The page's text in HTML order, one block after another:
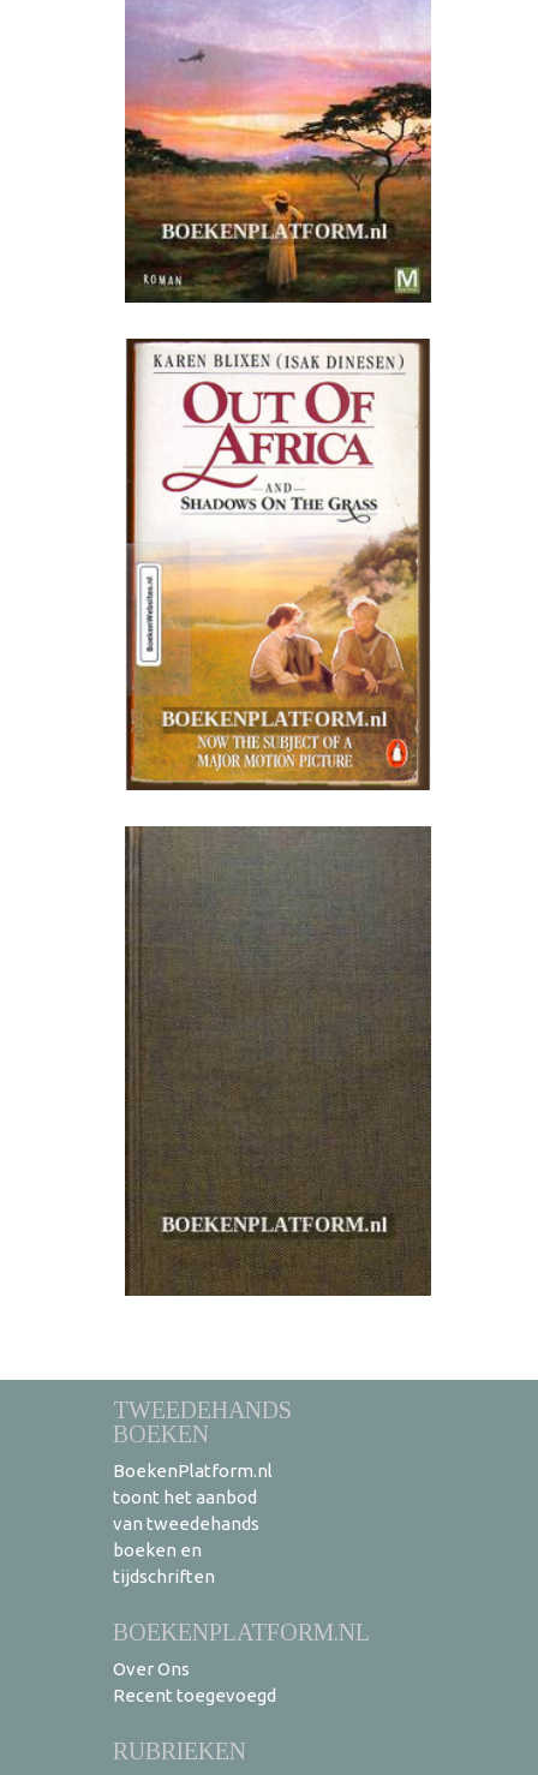
TWEEDEHANDS
BOEKEN
BoekenPlatform.nl
toont het aanbod
van tweedehands
boeken en
tijdschriften
BOEKENPLATFORM.NL
Over Ons
Recent toegevoegd
RUBRIEKEN